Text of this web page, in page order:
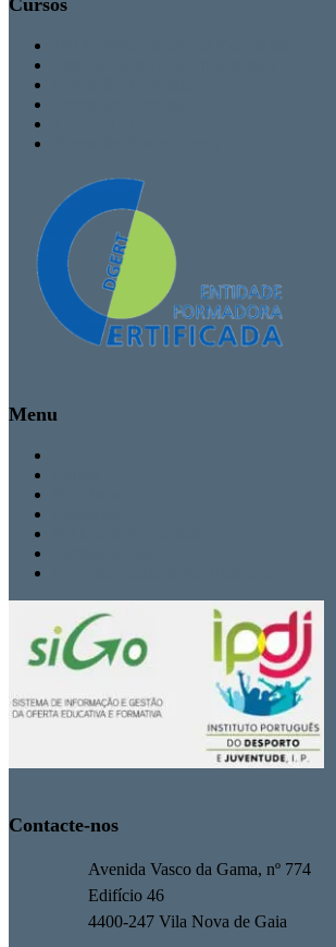
Cursos
Menu
Contacte-nos
Avenida Vasco da Gama, nº 774
Edifício 46
4400-247 Vila Nova de Gaia